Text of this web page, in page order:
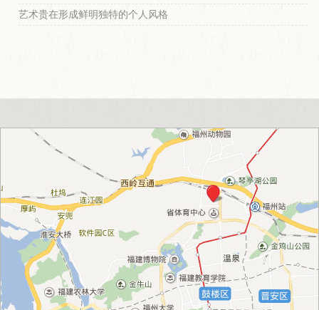
艺术贵在形成鲜明独特的个人风格